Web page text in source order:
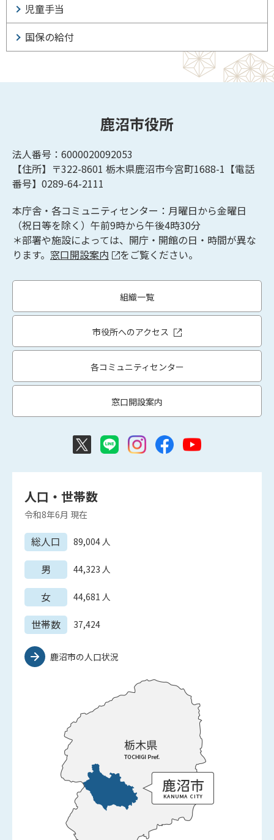
児童手当
国保の給付
鹿沼市役所
法人番号：6000020092053
【住所】〒322-8601 栃木県鹿沼市今宮町1688-1【電話
番号】0289-64-2111
本庁舎・各コミュニティセンター：月曜日から金曜日
（祝日等を除く）午前9時から午後4時30分
＊部署や施設によっては、開庁・開館の日・時間が異な
ります。 窓口開設案内 をご覧ください。
組織一覧
市役所へのアクセス
各コミュニティセンター
窓口開設案内
人口・世帯数
令和8年6月 現在
総人口 89,004 人
男 44,323 人
女 44,681 人
世帯数 37,424
鹿沼市の人口状況